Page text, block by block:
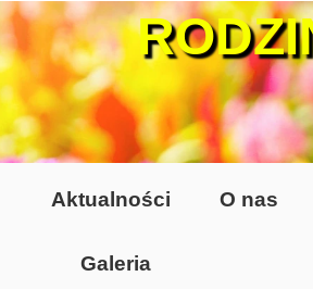
Galeria
Aktualności O nas